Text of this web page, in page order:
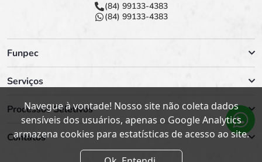
(84) 99133-4383
(84) 99133-4383
Funpec
Serviços
Processos Seletivos
Contatos
Navegue à vontade! Nosso site não coleta dados
sensíveis dos usuários, apenas o Google Analytics
armazena cookies para estatísticas de acesso ao site.